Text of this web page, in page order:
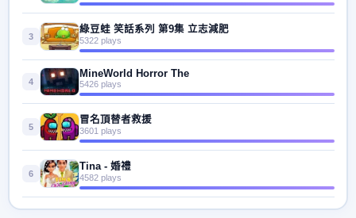
3
綠豆蛙 笑話系列 第9集 立志減肥
5322 plays
4
MineWorld Horror The
5426 plays
5
冒名頂替者救援
3601 plays
6
Tina - 婚禮
4582 plays